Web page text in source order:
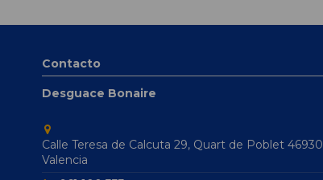
Contacto
Desguace Bonaire
Calle Teresa de Calcuta 29, Quart de Poblet 46930
Valencia